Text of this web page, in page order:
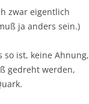
zwar eigentlich
ja anders sein.)
so ist, keine Ahnung,
gedreht werden,